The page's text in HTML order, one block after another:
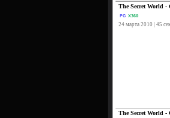
The Secret World -
PC X360
24 марта 2010 | 45
The Secret World -